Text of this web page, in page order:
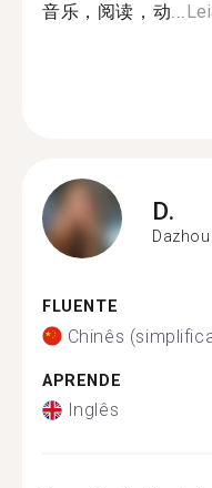
音乐，阅读，动...
D.
Dazhou
FLUENTE
Chinês
APRENDE
Inglês